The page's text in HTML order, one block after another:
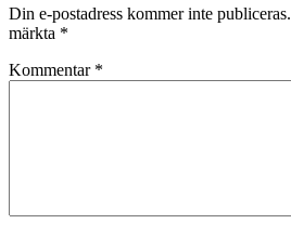
Din e-postadress kommer inte publiceras.
märkta *
Kommentar *